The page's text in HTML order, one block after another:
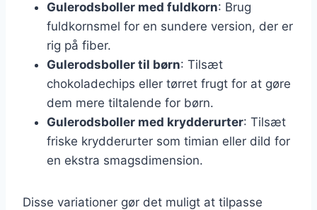
Gulerodsboller med fuldkorn: Brug
fuldkornsmel for en sundere version, der er
rig på fiber.
Gulerodsboller til børn: Tilsæt
chokoladechips eller tørret frugt for at gøre
dem mere tiltalende for børn.
Gulerodsboller med krydderurter: Tilsæt
friske krydderurter som timian eller dild for
en ekstra smagsdimension.
Disse variationer gør det muligt at tilpasse